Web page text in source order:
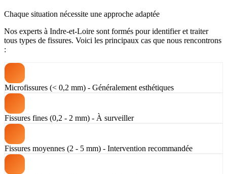
Chaque situation nécessite une approche adaptée
Nos experts à Indre-et-Loire sont formés pour identifier et traiter
tous types de fissures. Voici les principaux cas que nous rencontrons
:
Microfissures (< 0,2 mm) - Généralement esthétiques
Fissures fines (0,2 - 2 mm) - À surveiller
Fissures moyennes (2 - 5 mm) - Intervention recommandée